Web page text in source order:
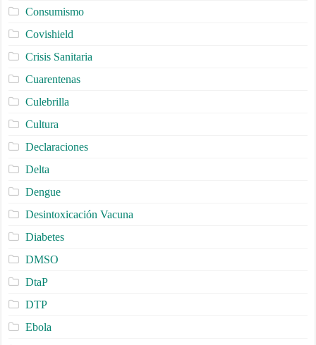
Consumismo
Covishield
Crisis Sanitaria
Cuarentenas
Culebrilla
Cultura
Declaraciones
Delta
Dengue
Desintoxicación Vacuna
Diabetes
DMSO
DtaP
DTP
Ebola